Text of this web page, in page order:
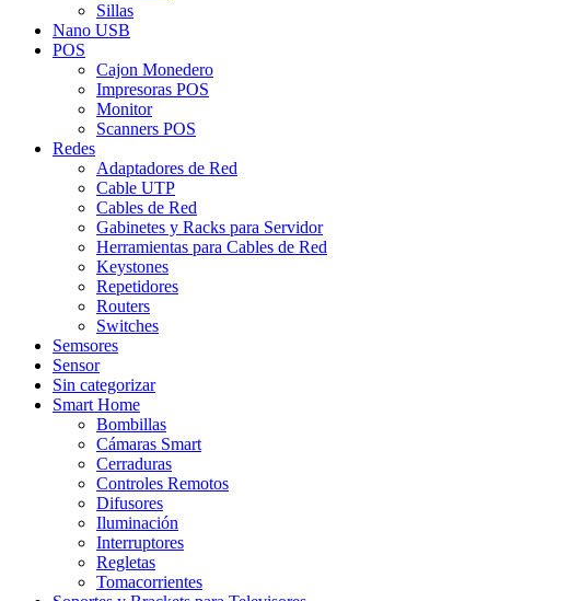
Sillas
Nano USB
POS
Cajon Monedero
Impresoras POS
Monitor
Scanners POS
Redes
Adaptadores de Red
Cable UTP
Cables de Red
Gabinetes y Racks para Servidor
Herramientas para Cables de Red
Keystones
Repetidores
Routers
Switches
Semsores
Sensor
Sin categorizar
Smart Home
Bombillas
Cámaras Smart
Cerraduras
Controles Remotos
Difusores
Iluminación
Interruptores
Regletas
Tomacorrientes